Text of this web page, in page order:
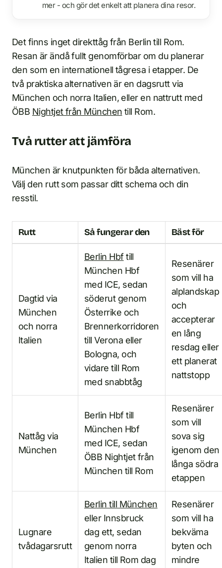
mer - och gör det enkelt att planera dina resor.
Det finns inget direkttåg från Berlin till Rom.
Resan är ändå fullt genomförbar om du planerar
den som en internationell tågresa i etapper. De
två praktiska alternativen är en dagsrutt via
München och norra Italien, eller en nattrutt med
ÖBB Nightjet från München till Rom.
Två rutter att jämföra
München är knutpunkten för båda alternativen.
Välj den rutt som passar ditt schema och din
resstil.
Rutt Så fungerar den Bäst för
Dagtid via
München
och norra
Italien
Berlin Hbftill
München Hbf
med ICE, sedan
söderut genom
Österrike och
Brennerkorridoren
till Verona eller
Bologna, och
vidare till Rom
med snabbtåg
Resenärer
som vill ha
alplandskap
och
accepterar
en lång
resdag eller
ett planerat
nattstopp
Nattåg via
München
Berlin Hbf till
München Hbf
med ICE, sedan
ÖBB Nightjet från
München till Rom
Resenärer
som vill
sova sig
igenom den
långa södra
etappen
Lugnare
tvådagarsrutt
Berlin till München
eller Innsbruck
dag ett, sedan
genom norra
Italien till Rom dag
Resenärer
som vill ha
bekväma
byten och
mindre